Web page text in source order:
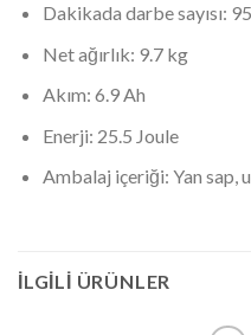
Dakikada darbe sayısı:
Net ağırlık: 9.7 kg
Akım: 6.9 Ah
Enerji: 25.5 Joule
Ambalaj içeriği: Yan sap,
İLGILI ÜRÜNLER